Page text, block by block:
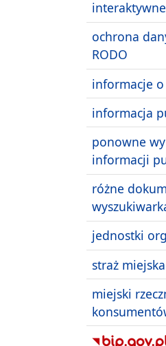
ochrona
RODO
informacje
informacja
ponowne
informacji
różne
jednostki
straż miejska
miejski